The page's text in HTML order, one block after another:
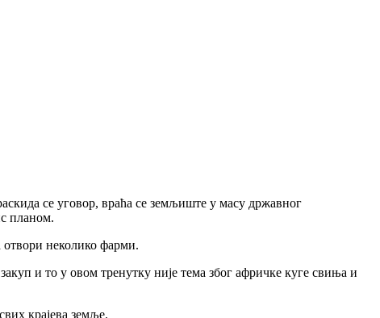
се уговор, враћа се земљиште у масу државног
планом.
отвори неколико фарми.
и то у овом тренутку није тема због афричке куге свиња и
крајева земље.